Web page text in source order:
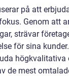
på att
Genom att
strävar
för sina
högkvalitativa
de mest